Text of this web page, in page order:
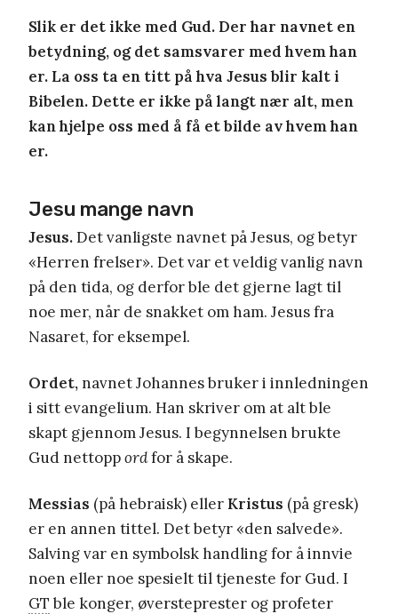
Slik er det ikke med Gud. Der har navnet en
betydning, og det samsvarer med hvem han
er. La oss ta en titt på hva Jesus blir kalt i
Bibelen. Dette er ikke på langt nær alt, men
kan hjelpe oss med å få et bilde av hvem han
er.
Jesu mange navn
Jesus.Det vanligste navnet på Jesus, og betyr
«Herren frelser». Det var et veldig vanlig navn
på den tida, og derfor ble det gjerne lagt til
noe mer, når de snakket om ham. Jesus fra
Nasaret, for eksempel.
Ordet,navnet Johannes bruker i innledningen
i sitt evangelium. Han skriver om at alt ble
skapt gjennom Jesus. I begynnelsen brukte
Gud nettoppordfor å skape.
Messias (på hebraisk) eller Kristus (på gresk)
er en annen tittel. Det betyr «den salvede».
Salving var en symbolsk handling for å innvie
noen eller noe spesielt til tjeneste for Gud. I
GTble konger, øversteprester og profeter